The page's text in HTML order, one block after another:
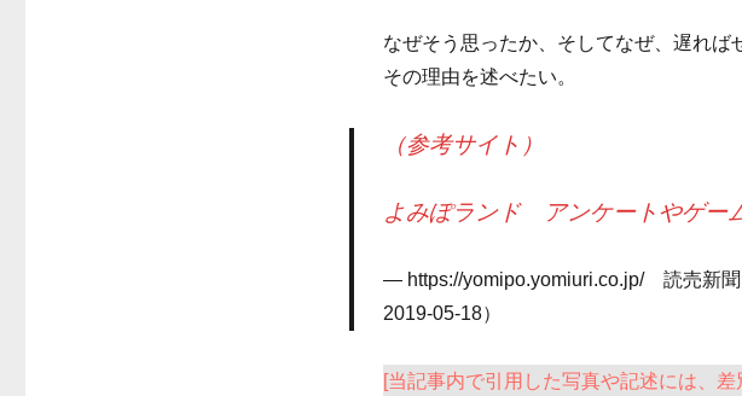
なぜそう思ったか、そしてなぜ、遅れば
その理由を述べたい。
（参考サイト）
よみぽランド アンケートやゲー
https://yomipo.yomiuri.co.jp/ 読売新
2019-05-18）
[当記事内で引用した写真や記述には、